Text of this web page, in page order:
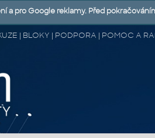
| BLOKY | PODPORA | POMOC A
a pro Google reklamy. Před